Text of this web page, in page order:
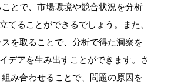
とで、市場環境や競合状況を分析
てることができるでしょう。また、
を取ることで、分析で得た洞察を
デアを生み出すことができます。さ
み合わせることで、問題の原因を